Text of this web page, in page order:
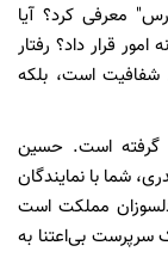
معرفی کرد؟ آیا
قرار داد؟ رفتار
شفافیت است، بلکه
گرفته است. حسین
شما با نمایندگان
مملکت است
بی‌اعتنا به